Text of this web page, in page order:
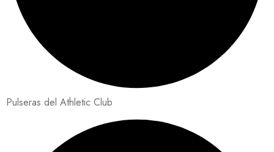
Pulseras del Athletic Club